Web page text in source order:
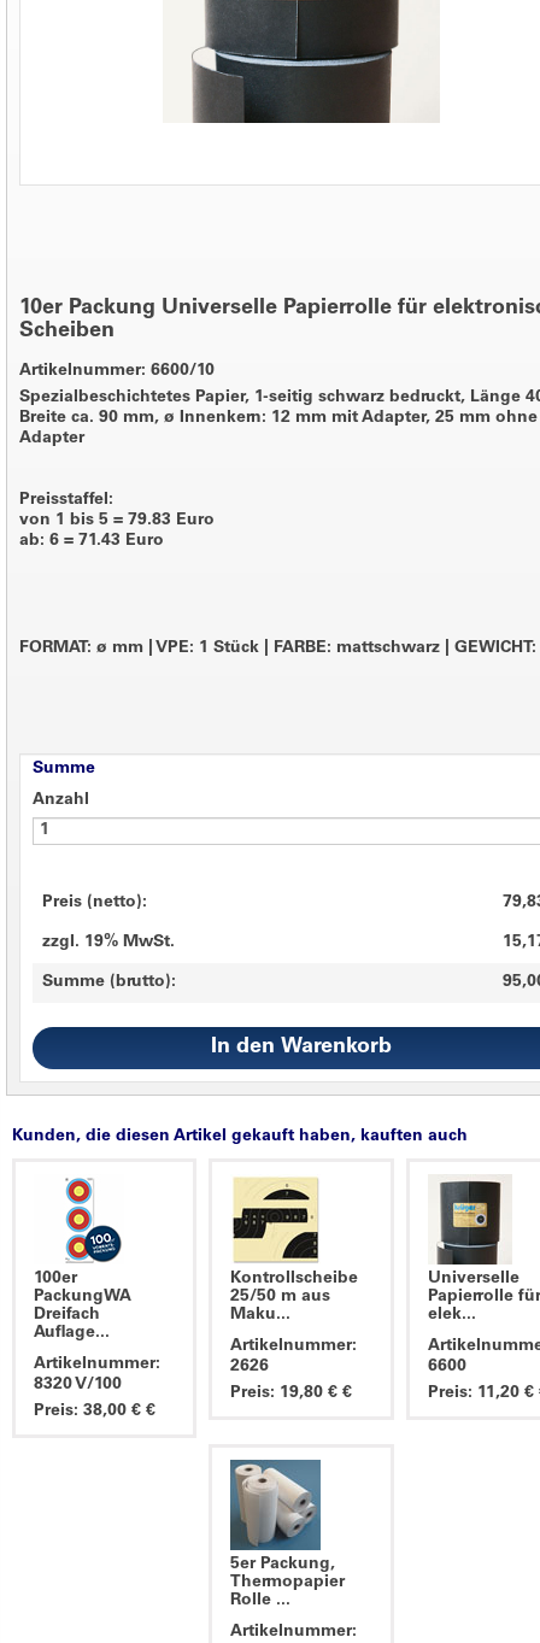
10er Packung Universelle Papierrolle für
Scheiben
Artikelnummer: 6600/10
Spezialbeschichtetes Papier, 1-seitig schwarz bedruckt, Länge
Breite ca. 90 mm, ø Innenkern: 12 mm mit Adapter, 25 mm ohne
Adapter
Preisstaffel:
von 1 bis 5 = 79.83 Euro
ab: 6 = 71.43 Euro
FORMAT: ø mm VPE: 1 Stück FARBE: mattschwarz
Summe
Anzahl
Preis (netto):
zzgl. 19% MwSt.
Summe (brutto):
Kunden, die diesen Artikel gekauft haben, kauften auch
100er
PackungWA
Dreifach
Auflage...
Artikelnummer:
8320 V/100
Preis: 38,00 € €
Kontrollscheibe
25/50 m aus
Maku...
Artikelnummer:
2626
Preis: 19,80 € €
Universelle
Papierrolle für
elek...
6600
Preis: 11,20 €
5er Packung,
Thermopapier
Rolle ...
Artikelnummer: